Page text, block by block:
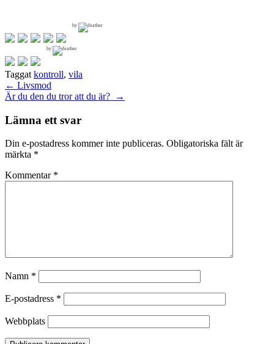
by
by
Taggat kontroll, vila
Inläggsnavigering
← Livsmod
Är du den du tror att du är?
→
Lämna ett svar
Din e-postadress kommer inte publiceras. Obligatoriska fält är
märkta *
Kommentar *
Namn *
E-postadress *
Webbplats